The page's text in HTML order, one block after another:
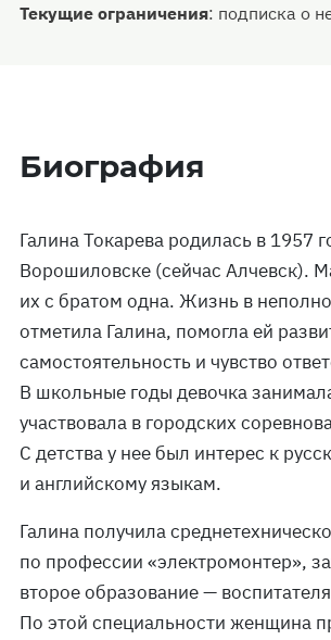
Текущие ограничения: подписка о
Биография
Галина Токарева родилась в 1957
Ворошиловске (сейчас Алчевск).
их с братом одна. Жизнь в
отметила Галина, помогла ей
самостоятельность и чувство
В школьные годы девочка
участвовала в городских
С детства у нее был интерес к
и английскому языкам.
Галина получила
по профессии «электромонтер»,
второе образование —
По этой специальности женщина